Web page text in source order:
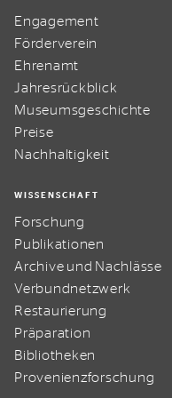
Engagement
Förderverein
Ehrenamt
Jahresrückblick
Museumsgeschichte
Preise
Nachhaltigkeit
WISSENSCHAFT
Forschung
Publikationen
Archive und Nachlässe
Verbundnetzwerk
Restaurierung
Präparation
Bibliotheken
Provenienzforschung